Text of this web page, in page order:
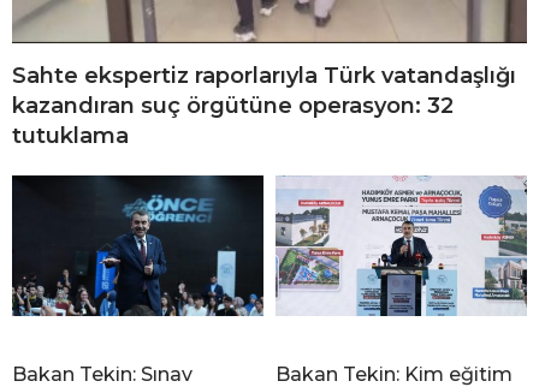
Sahte ekspertiz raporlarıyla Türk vatandaşlığı
kazandıran suç örgütüne operasyon: 32
tutuklama
Bakan Tekin: Sınav
Bakan Tekin: Kim eğitim